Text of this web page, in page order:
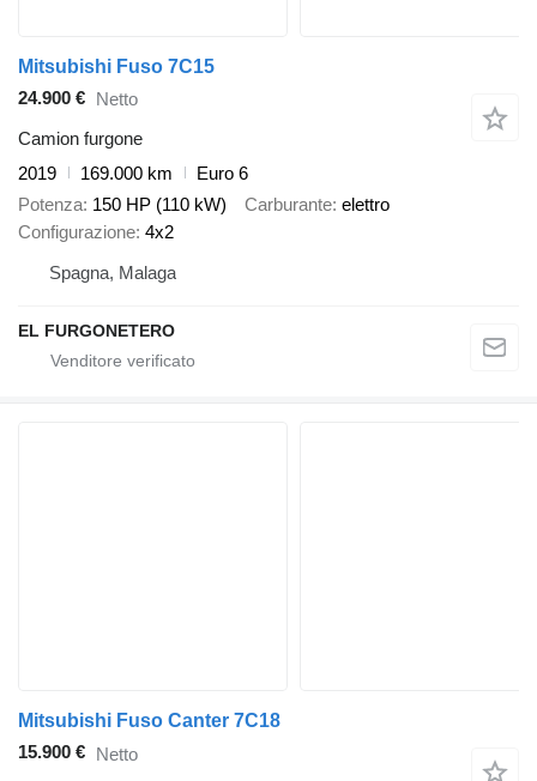
Mitsubishi Fuso 7C15
24.900 € Netto
Camion furgone
2019
169.000 km
Euro 6
Potenza 150 HP (110 kW) Carburante elettro
Configurazione 4x2
Spagna, Malaga
EL FURGONETERO
Mitsubishi Fuso Canter 7C18
15.900 € Netto